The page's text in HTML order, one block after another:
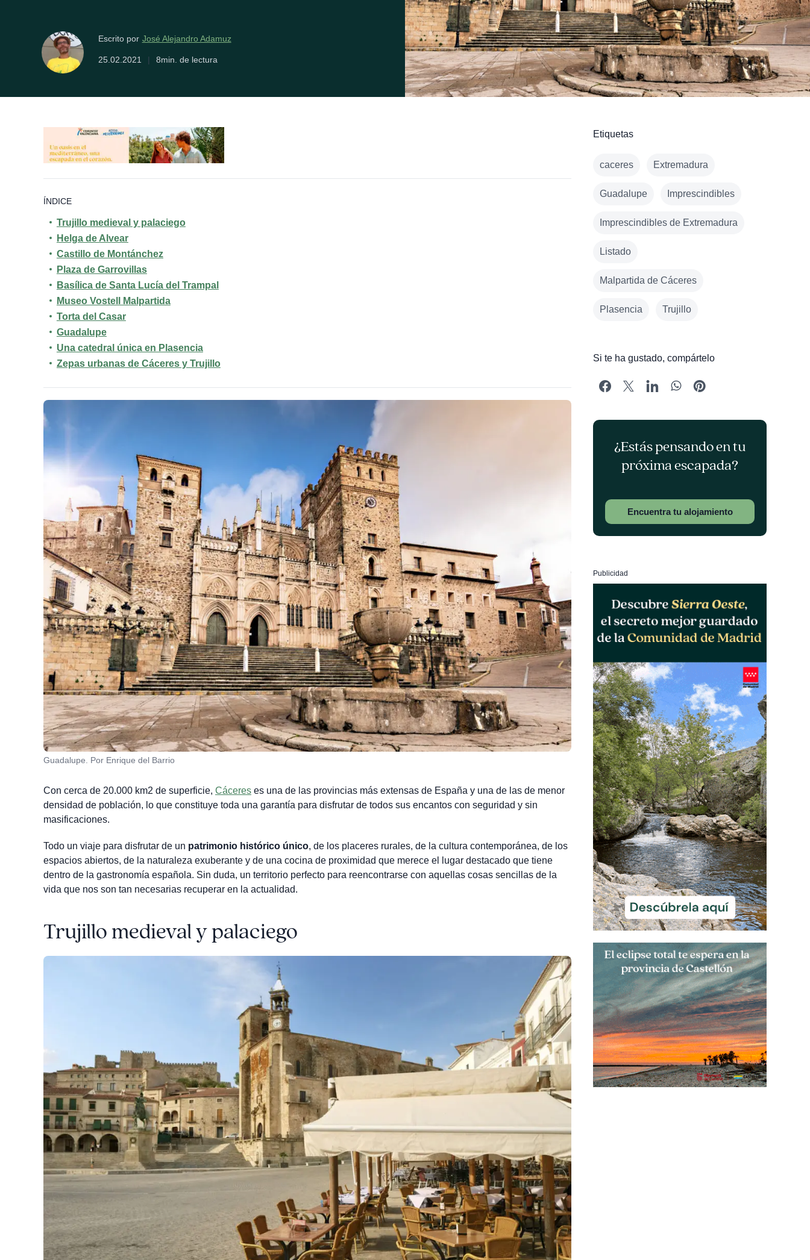
Escrito por José Alejandro Adamuz
25.02.2021 | 8min. de lectura
ÍNDICE
Trujillo medieval y palaciego
Helga de Alvear
Castillo de Montánchez
Plaza de Garrovillas
Basílica de Santa Lucía del Trampal
Museo Vostell Malpartida
Torta del Casar
Guadalupe
Una catedral única en Plasencia
Zepas urbanas de Cáceres y Trujillo
Guadalupe. Por Enrique del Barrio
Con cerca de 20.000 km2 de superficie, Cácereses una de las provincias más extensas de España y una de las de menor
densidad de población, lo que constituye toda una garantía para disfrutar de todos sus encantos con seguridad y sin
masificaciones.
Todo un viaje para disfrutar de un patrimonio histórico único, de los placeres rurales, de la cultura contemporánea, de los
espacios abiertos, de la naturaleza exuberante y de una cocina de proximidad que merece el lugar destacado que tiene
dentro de la gastronomía española. Sin duda, un territorio perfecto para reencontrarse con aquellas cosas sencillas de la
vida que nos son tan necesarias recuperar en la actualidad.
Trujillo medieval y palaciego
Etiquetas
caceres Extremadura
Guadalupe Imprescindibles
Imprescindibles de Extremadura
Listado
Malpartida de Cáceres
Plasencia Trujillo
Si te ha gustado, compártelo
¿Estás pensando en tu
próxima escapada?
Encuentra tu alojamiento
Publicidad